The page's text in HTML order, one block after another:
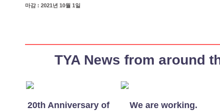
마감 : 2021년 10월 1일
TYA News from around
20th Anniversary of
We are working.